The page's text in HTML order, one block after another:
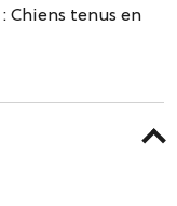
: Chiens tenus en